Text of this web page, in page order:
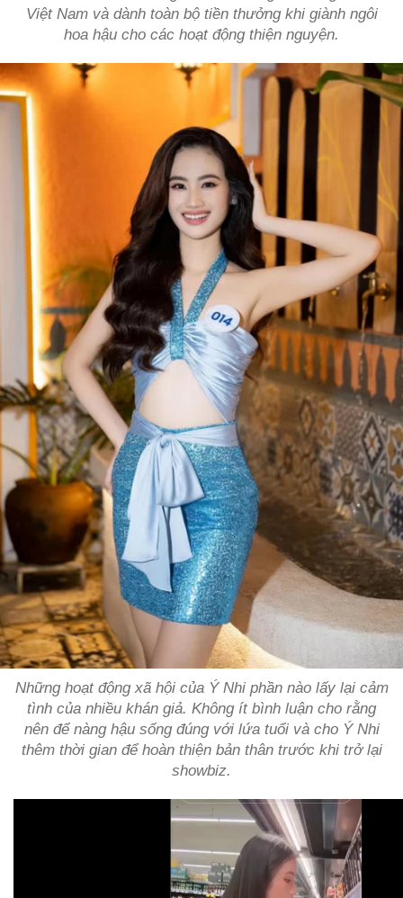
Việt Nam và dành toàn bộ tiền thưởng khi giành ngôi
hoa hậu cho các hoạt động thiện nguyện.
Những hoạt động xã hội của Ý Nhi phần nào lấy lại cảm
tình của nhiều khán giả. Không ít bình luận cho rằng
nên để nàng hậu sống đúng với lứa tuổi và cho Ý Nhi
thêm thời gian để hoàn thiện bản thân trước khi trở lại
showbiz.